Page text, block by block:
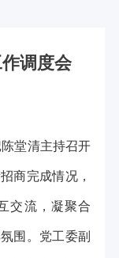
调度会
堂清主持召开
商完成情况，
交流，凝聚合
围。党工委副